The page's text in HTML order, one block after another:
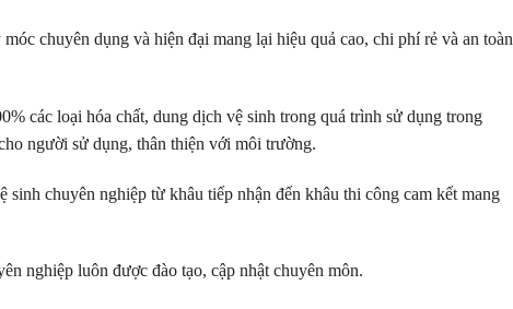
chuyên dụng và hiện đại mang lại hiệu quả cao, chi phí rẻ và an toàn
các loại hóa chất, dung dịch vệ sinh trong quá trình sử dụng trong
người sử dụng, thân thiện với môi trường.
sinh chuyên nghiệp từ khâu tiếp nhận đến khâu thi công cam kết mang
nghiệp luôn được đào tạo, cập nhật chuyên môn.